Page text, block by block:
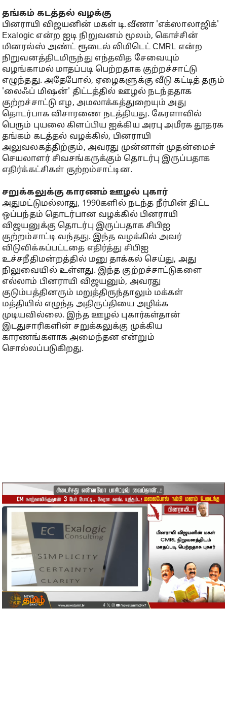
தங்கம் கடத்தல் வழக்கு
பினராயி விஜயனின் மகள் டி.வீணா 'எக்ஸாலாஜிக்'
Exalogic என்ற ஐடி நிறுவனம் மூலம், கொச்சின்
மினரல்ஸ் அண்ட் ரூடைல் லிமிடெட் CMRL என்ற
நிறுவனத்திடமிருந்து எந்தவித சேவையும்
வழங்காமல் மாதப்படி பெற்றதாக குற்றச்சாட்டு
எழுந்தது. அதேபோல், ஏழைகளுக்கு வீடு கட்டித் தரும்
'லைஃப் மிஷன்' திட்டத்தில் ஊழல் நடந்ததாக
குற்றச்சாட்டு எழ, அமலாக்கத்துறையும் அது
தொடர்பாக விசாரணை நடத்தியது. கேரளாவில்
பெரும் புயலை கிளப்பிய ஐக்கிய அரபு அமீரக தூதரக
தங்கம் கடத்தல் வழக்கில், பினராயி
அலுவலகத்திற்கும், அவரது முன்னாள் முதன்மைச்
செயலாளர் சிவசங்கருக்கும் தொடர்பு இருப்பதாக
எதிர்க்கட்சிகள் குற்றம்சாட்டின.
சறுக்கலுக்கு காரணம் ஊழல் புகார்
அதுமட்டுமல்லாது, 1990களில் நடந்த நீர்மின் திட்ட
ஒப்பந்தம் தொடர்பான வழக்கில் பினராயி
விஜயனுக்கு தொடர்பு இருப்பதாக சிபிஐ
குற்றம்சாட்டி வந்தது. இந்த வழக்கில் அவர்
விடுவிக்கப்பட்டதை எதிர்த்து சிபிஐ
உச்சநீதிமன்றத்தில் மனு தாக்கல் செய்து, அது
நிலுவையில் உள்ளது. இந்த குற்றச்சாட்டுகளை
எல்லாம் பினராயி விஜயனும், அவரது
குடும்பத்தினரும் மறுத்திருந்தாலும் மக்கள்
மத்தியில் எழுந்த அதிருப்தியை அழிக்க
முடியவில்லை. இந்த ஊழல் புகார்கள்தான்
இடதுசாரிகளின் சறுக்கலுக்கு முக்கிய
காரணங்களாக அமைந்தன என்றும்
சொல்லப்படுகிறது.